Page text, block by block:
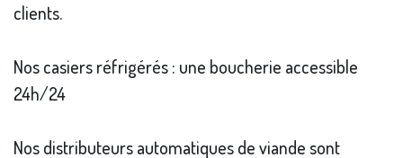
clients.
Nos casiers réfrigérés : une boucherie accessible
24h/24
Nos distributeurs automatiques de viande sont